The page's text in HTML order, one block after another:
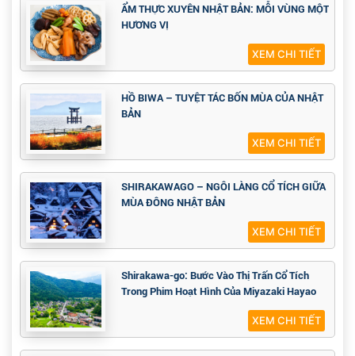
ẨM THỰC XUYÊN NHẬT BẢN: MỖI VÙNG MỘT
HƯƠNG VỊ
XEM CHI TIẾT
HỒ BIWA – TUYỆT TÁC BỐN MÙA CỦA NHẬT
BẢN
XEM CHI TIẾT
SHIRAKAWAGO – NGÔI LÀNG CỔ TÍCH GIỮA
MÙA ĐÔNG NHẬT BẢN
XEM CHI TIẾT
Shirakawa-go: Bước Vào Thị Trấn Cổ Tích
Trong Phim Hoạt Hình Của Miyazaki Hayao
XEM CHI TIẾT